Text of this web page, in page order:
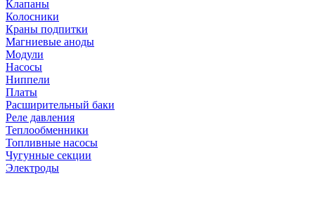
Клапаны
Колосники
Краны подпитки
Магниевые аноды
Модули
Насосы
Ниппели
Платы
Расширительный баки
Реле давления
Теплообменники
Топливные насосы
Чугунные секции
Электроды